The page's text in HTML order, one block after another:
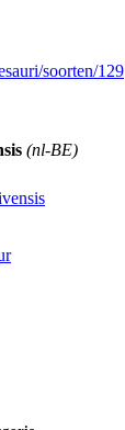
soorten/129
(nl-BE)